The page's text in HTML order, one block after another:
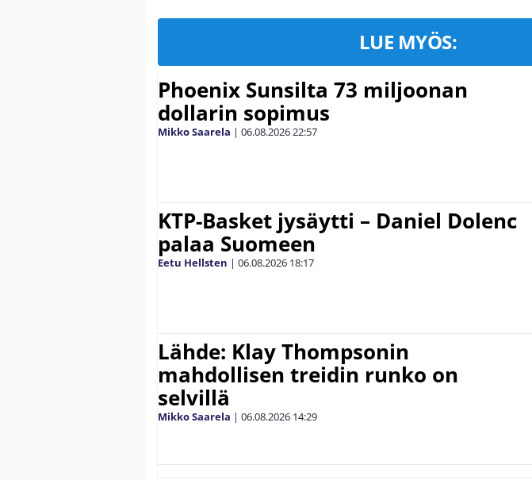
LUE MYÖS:
Phoenix Sunsilta 73 miljoonan
dollarin sopimus
Mikko Saarela | 06.08.202622:57
KTP-Basket jysäytti – Daniel Dolenc
palaa Suomeen
Eetu Hellsten | 06.08.2026 18:17
Lähde: Klay Thompsonin
mahdollisen treidin runko on
selvillä
Mikko Saarela | 06.08.2026 14:29